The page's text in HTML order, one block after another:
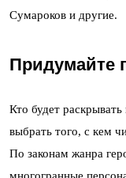
Сумароков и другие.
Придумайте
Кто будет
выбрать того, с кем
По законам жанра
многогранные